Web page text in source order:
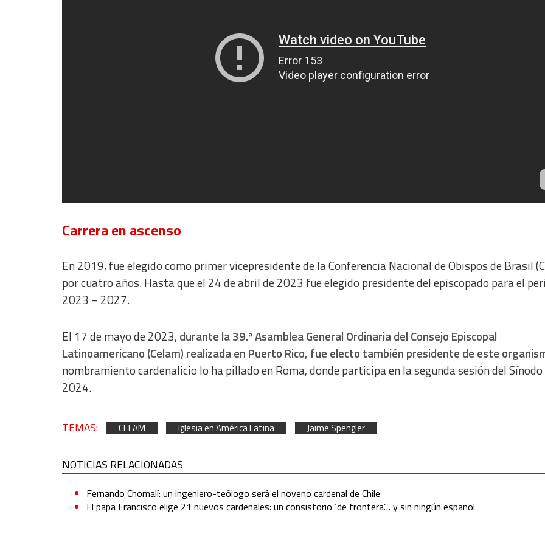
Carrera en ascenso
En 2019, fue elegido como primer vicepresidente de la Conferencia Nacional de Obispos de Brasil
por cuatro años. Hasta que el 24 de abril de 2023 fue elegido presidente del episcopado para el
2023 – 2027.
El 17 de mayo de 2023, durante la 39.ª Asamblea General Ordinaria del Consejo Episcopal
Latinoamericano (Celam) realizada en Puerto Rico, fue electo también presidente de este
nombramiento cardenalicio lo ha pillado en Roma, donde participa en la segunda sesión del
2024.
TEMAS: CELAM Iglesia en América Latina Jaime Spengler
NOTICIAS RELACIONADAS
Fernando Chomalí: un ingeniero-teólogo será el noveno cardenal de Chile
El papa Francisco elige 21 nuevos cardenales: un consistorio ‘de frontera’… y sin ningún español